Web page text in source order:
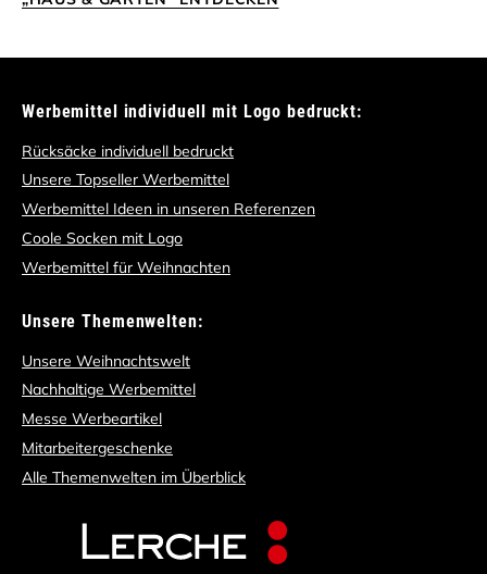
Werbemittel individuell mit Logo bedruckt:
Rücksäcke individuell bedruckt
Unsere Topseller Werbemittel
Werbemittel Ideen in unseren Referenzen
Coole Socken mit Logo
Werbemittel für Weihnachten
Unsere Themenwelten:
Unsere Weihnachtswelt
Nachhaltige Werbemittel
Messe Werbeartikel
Mitarbeitergeschenke
Alle Themenwelten im Überblick